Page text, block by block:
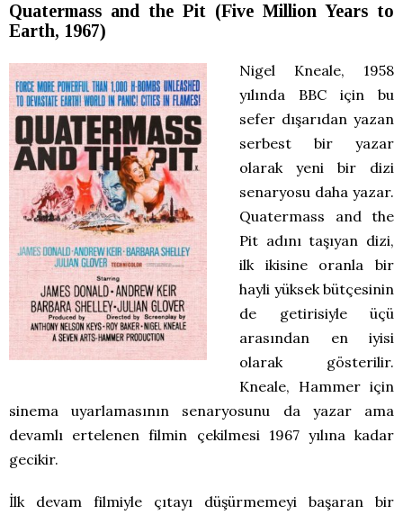
Quatermass and the Pit (Five Million Years to
Earth, 1967)
Nigel Kneale, 1958
yılında BBC için bu
sefer dışarıdan yazan
serbest bir yazar
olarak yeni bir dizi
senaryosu daha yazar.
Quatermass and the
Pit adını taşıyan dizi,
ilk ikisine oranla bir
hayli yüksek bütçesinin
de getirisiyle üçü
arasından en iyisi
olarak gösterilir.
Kneale, Hammer için
sinema uyarlamasının senaryosunu da yazar ama
devamlı ertelenen filmin çekilmesi 1967 yılına kadar
gecikir.
İlk devam filmiyle çıtayı düşürmemeyi başaran bir